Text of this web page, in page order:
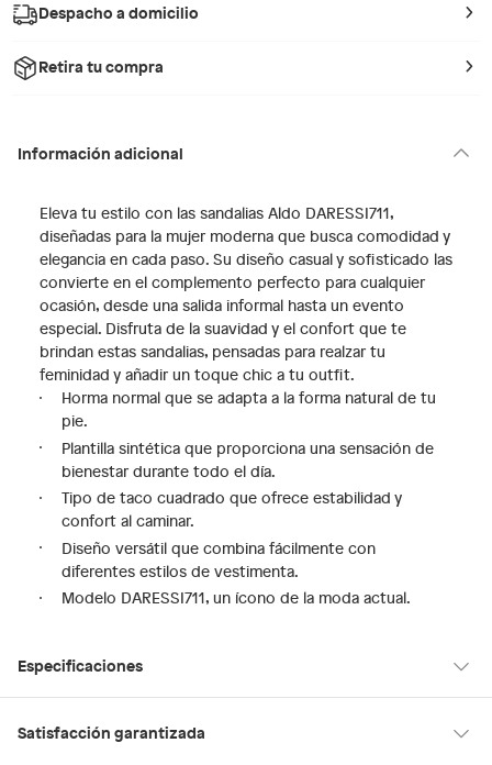
Despacho a domicilio
Retira tu compra
Información adicional
Eleva tu estilo con las sandalias Aldo DARESSI711,
diseñadas para la mujer moderna que busca comodidad y
elegancia en cada paso. Su diseño casual y sofisticado las
convierte en el complemento perfecto para cualquier
ocasión, desde una salida informal hasta un evento
especial. Disfruta de la suavidad y el confort que te
brindan estas sandalias, pensadas para realzar tu
feminidad y añadir un toque chic a tu outfit.
Horma normal que se adapta a la forma natural de tu
pie.
Plantilla sintética que proporciona una sensación de
bienestar durante todo el día.
Tipo de taco cuadrado que ofrece estabilidad y
confort al caminar.
Diseño versátil que combina fácilmente con
diferentes estilos de vestimenta.
Modelo DARESSI711, un ícono de la moda actual.
Especificaciones
Modelo
Satisfacción garantizada